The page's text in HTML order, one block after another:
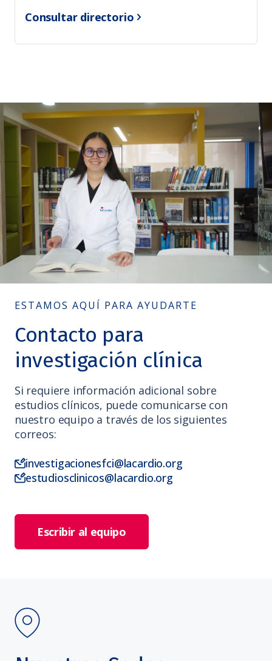
Consultar directorio
ESTAMOS AQUÍ PARA AYUDARTE
Contacto para
investigación clínica
Si requiere información adicional sobre
estudios clínicos, puede comunicarse con
nuestro equipo a través de los siguientes
correos:
investigacionesfci@lacardio.org
estudiosclinicos@lacardio.org
Escribir al equipo